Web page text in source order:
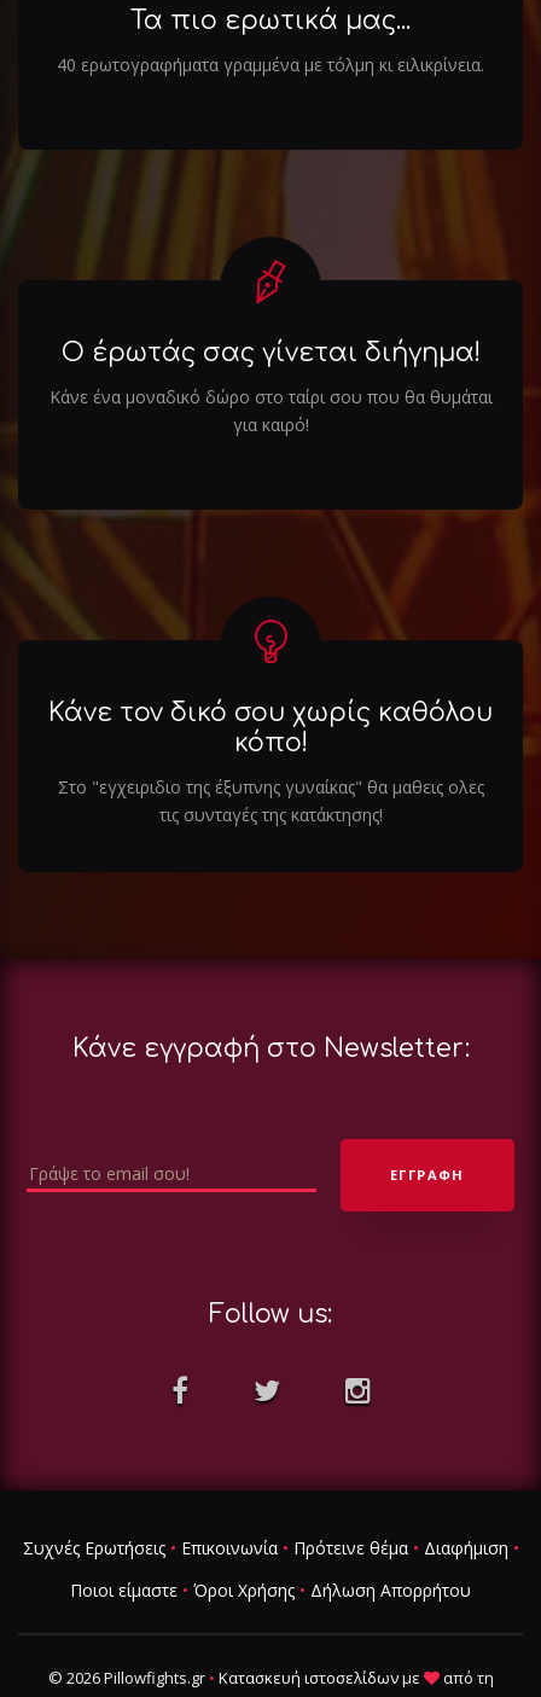
Τα πιο ερωτικά μας...
40 ερωτογραφήματα γραμμένα με τόλμη κι ειλικρίνεια.
Ο έρωτάς σας γίνεται διήγημα!
Κάνε ένα μοναδικό δώρο στο ταίρι σου που θα θυμάται
για καιρό!
Κάνε τον δικό σου χωρίς καθόλου
κόπο!
Στο "εγχειριδιο της έξυπνης γυναίκας" θα μαθεις ολες
τις συνταγές της κατάκτησης!
Κάνε εγγραφή στο Newsletter:
Follow us:
Συχνές Ερωτήσεις• Επικοινωνία• Πρότεινε θέμα• Διαφήμιση •
Ποιοι είμαστε • Όροι Χρήσης • Δήλωση Απορρήτου
© 2026 Pillowfights.gr • Κατασκευή ιστοσελίδωνμε
από τη